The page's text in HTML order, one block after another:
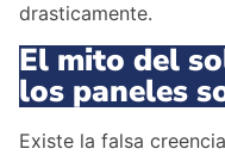
drasticamente.
El mito del
los paneles
Existe la falsa